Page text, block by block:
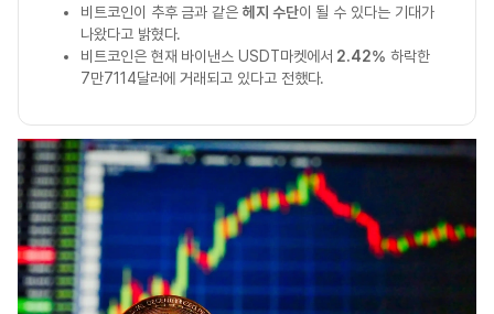
비트코인이 추후 금과 같은 헤지 수단이 될 수 있다는 기대가
나왔다고 밝혔다.
비트코인은 현재 바이낸스 USDT마켓에서 2.42% 하락한
7만7114달러에 거래되고 있다고 전했다.